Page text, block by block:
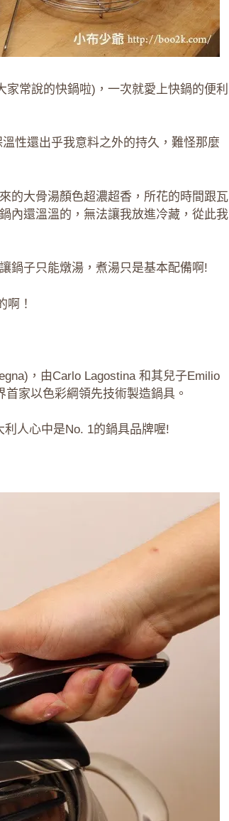
常說的快鍋啦)，一次就愛上快鍋的便利
性還出乎我意料之外的持久，難怪那麼
的大骨湯顏色超濃超香，所花的時間跟瓦
內還溫溫的，無法讓我放進冷藏，從此我
鍋子只能燉湯，煮湯只是基本配備啊!
啊！
，由Carlo Lagostina 和其兒子Emilio
家以色彩綱領先技術製造鍋具。
人心中是No. 1的鍋具品牌喔!